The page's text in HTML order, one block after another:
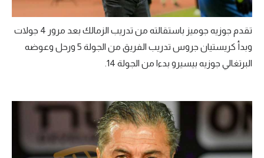
تقدم جوزيه جوميز باستقالته من تدريب الزمالك بعد مرور 4 جولات
وبدأ كريستيان جروس تدريب الفريق من الجولة 5 ورحل وعوضه
البرتغالي جوزيه بيسيرو بدءا من الجولة 14.